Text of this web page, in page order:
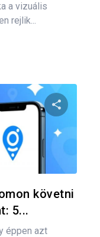
a vizuális
rejlik...
Oszd
követni
5...
éppen azt